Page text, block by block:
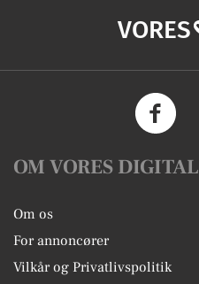
VORES
OM VORES DIGITAL
Om os
For annoncører
Vilkår og Privatlivspolitik